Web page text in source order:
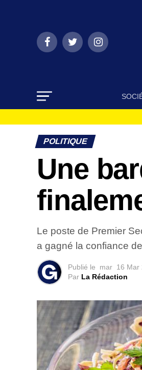
POLITIQUE
Une
Le poste de Premier
a gagné la confiance
Publié le mar 16 Mar
Par La Rédaction